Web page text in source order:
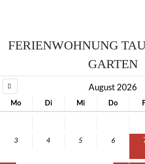
FERIENWOHNUNG
GARTEN
August 2026
Mo Di Mi Do
3 4 5 6